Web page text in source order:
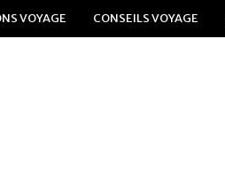
VOYAGE CONSEILS VOYAGE